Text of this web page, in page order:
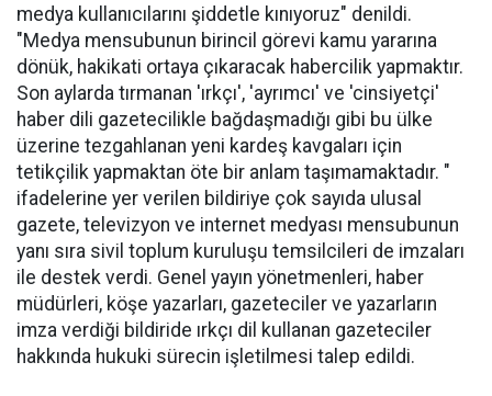
medya kullanıcılarını şiddetle kınıyoruz" denildi.
"Medya mensubunun birincil görevi kamu yararına
dönük, hakikati ortaya çıkaracak habercilik yapmaktır.
Son aylarda tırmanan 'ırkçı', 'ayrımcı' ve 'cinsiyetçi'
haber dili gazetecilikle bağdaşmadığı gibi bu ülke
üzerine tezgahlanan yeni kardeş kavgaları için
tetikçilik yapmaktan öte bir anlam taşımamaktadır. "
ifadelerine yer verilen bildiriye çok sayıda ulusal
gazete, televizyon ve internet medyası mensubunun
yanı sıra sivil toplum kuruluşu temsilcileri de imzaları
ile destek verdi. Genel yayın yönetmenleri, haber
müdürleri, köşe yazarları, gazeteciler ve yazarların
imza verdiği bildiride ırkçı dil kullanan gazeteciler
hakkında hukuki sürecin işletilmesi talep edildi.